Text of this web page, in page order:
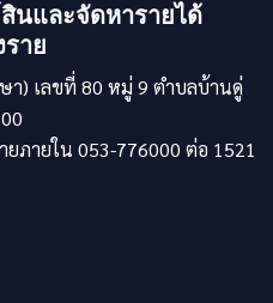
นและจัดหารายได้
าย
า) เลขที่ 80 หมู่ 9 ตำบลบ้านดู่
ภายใน 053-776000 ต่อ 1521